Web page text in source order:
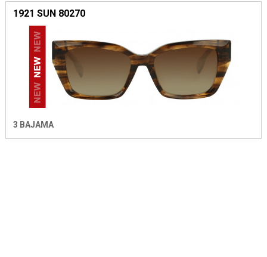
1921 SUN 80270
3 BAJAMA